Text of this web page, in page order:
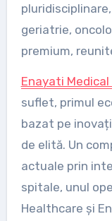
geriatrie,
premium,
Enayati
suflet, primul
bazat pe
de elită. Un
actuale prin
spitale, unul
Healthcare și